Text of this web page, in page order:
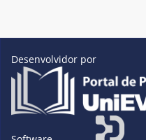
Desenvolvidor por